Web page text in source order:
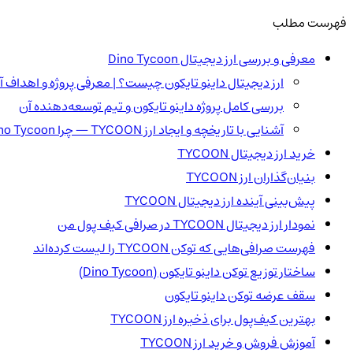
فهرست مطلب
معرفی و بررسی ارز دیجیتال Dino Tycoon
ارز دیجیتال داینو تایکون چیست؟ | معرفی پروژه و اهداف
بررسی کامل پروژه داینو تایکون و تیم توسعه‌دهنده آن
آشنایی با تاریخچه و ایجاد ارز TYCOON — چرا Dino Tycoon خلق شده و چه مشکلی را حل می‌کند؟
خرید ارز دیجیتال TYCOON
بنیان‌گذاران ارز TYCOON
پیش‌بینی آینده ارز دیجیتال TYCOON
نمودار ارز دیجیتال TYCOON در صرافی کیف پول من
فهرست صرافی‌هایی که توکن TYCOON را لیست کرده‌اند
ساختار توزیع توکن داینو تایکون (Dino Tycoon)
سقف عرضه توکن داینو تایکون
بهترین کیف‌پول برای ذخیره ارز TYCOON
آموزش فروش و خرید ارز TYCOON